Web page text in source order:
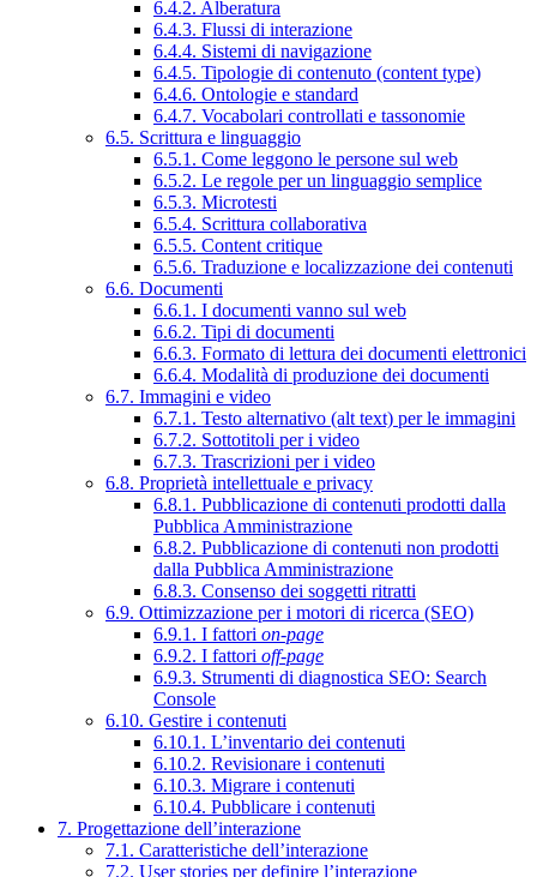
6.4.2. Alberatura
6.4.3. Flussi di interazione
6.4.4. Sistemi di navigazione
6.4.5. Tipologie di contenuto (content type)
6.4.6. Ontologie e standard
6.4.7. Vocabolari controllati e tassonomie
6.5. Scrittura e linguaggio
6.5.1. Come leggono le persone sul web
6.5.2. Le regole per un linguaggio semplice
6.5.3. Microtesti
6.5.4. Scrittura collaborativa
6.5.5. Content critique
6.5.6. Traduzione e localizzazione dei contenuti
6.6. Documenti
6.6.1. I documenti vanno sul web
6.6.2. Tipi di documenti
6.6.3. Formato di lettura dei documenti elettronici
6.6.4. Modalità di produzione dei documenti
6.7. Immagini e video
6.7.1. Testo alternativo (alt text) per le immagini
6.7.2. Sottotitoli per i video
6.7.3. Trascrizioni per i video
6.8. Proprietà intellettuale e privacy
6.8.1. Pubblicazione di contenuti prodotti dalla
Pubblica Amministrazione
6.8.2. Pubblicazione di contenuti non prodotti
dalla Pubblica Amministrazione
6.8.3. Consenso dei soggetti ritratti
6.9. Ottimizzazione per i motori di ricerca (SEO)
6.9.1. I fattori on-page
6.9.2. I fattori off-page
6.9.3. Strumenti di diagnostica SEO: Search
Console
6.10. Gestire i contenuti
6.10.1. L’inventario dei contenuti
6.10.2. Revisionare i contenuti
6.10.3. Migrare i contenuti
6.10.4. Pubblicare i contenuti
7. Progettazione dell’interazione
7.1. Caratteristiche dell’interazione
7.2. User stories per definire l’interazione